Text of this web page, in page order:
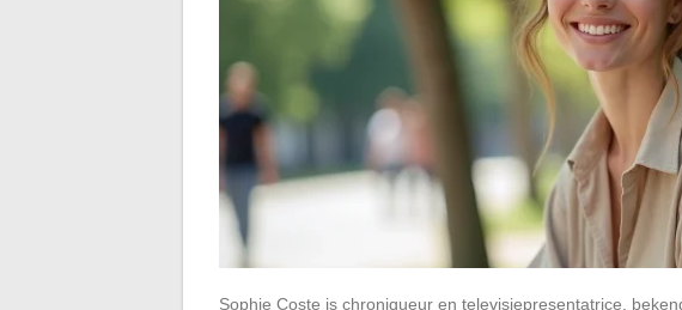
Sophie Coste is chroniqueur en televisiepresentatrice,